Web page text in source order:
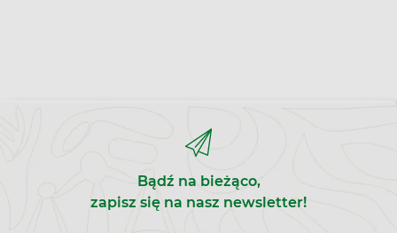
Bądź na bieżąco,
zapisz się na nasz newsletter!